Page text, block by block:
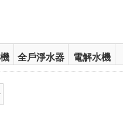
全戶淨水器 電解水機